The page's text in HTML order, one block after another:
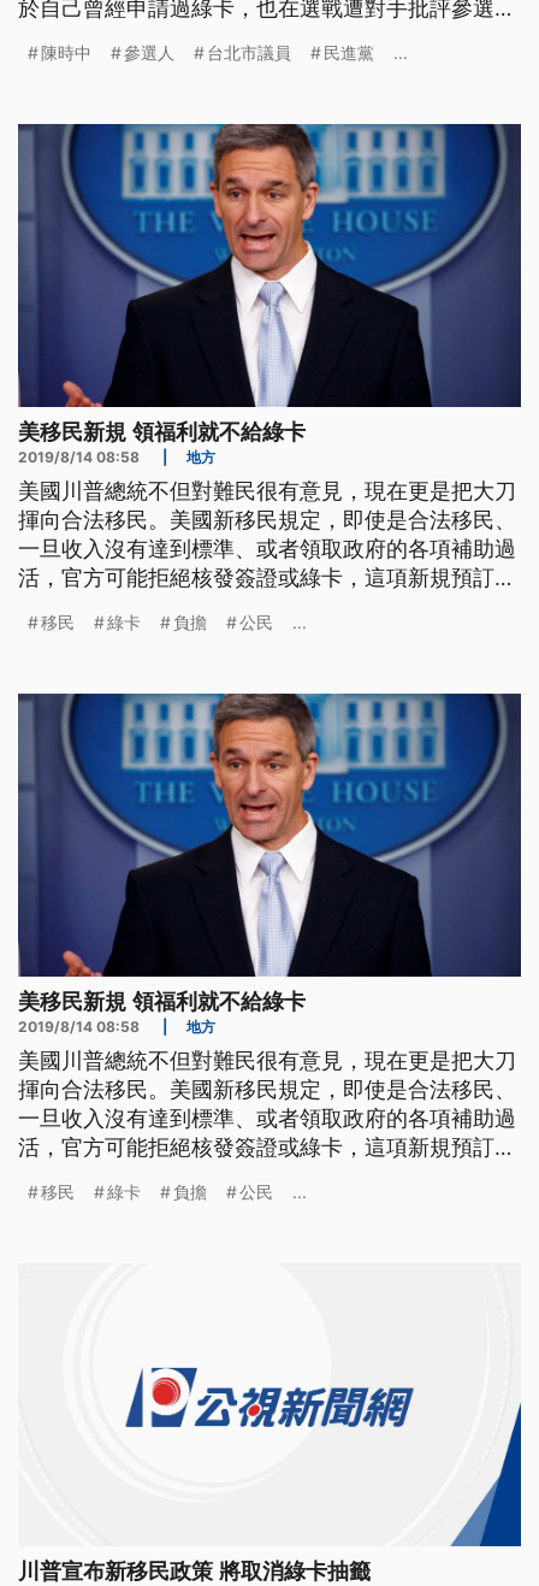
於自己曾經申請過綠卡，也在選戰遭對手批評參選前
畢業後覺得應該要根留台灣，針對敬老金議題，陳時
金，自己那份也會捐出。
陳時中 參選人 台北市議員 民進黨 ...
美移民新規 領福利就不給綠卡
2019/8/14 08:58 地方
美國川普總統不但對難民很有意見，現在更是把大刀
揮向合法移民。美國新移民規定，即使是合法移民、
一旦收入沒有達到標準、或者領取政府的各項補助過
活，官方可能拒絕核發簽證或綠卡，這項新規預訂在
緝非法移民不遺餘力，現在更擴大把腦筋動到可以合
布新措施，規定從10月15日起，在美國的外國人士，
凡是收入未達一定標準，或
移民 綠卡 負擔 公民 ...
美移民新規 領福利就不給綠卡
2019/8/14 08:58 地方
美國川普總統不但對難民很有意見，現在更是把大刀
揮向合法移民。美國新移民規定，即使是合法移民、
一旦收入沒有達到標準、或者領取政府的各項補助過
活，官方可能拒絕核發簽證或綠卡，這項新規預訂在
緝非法移民不遺餘力，現在更擴大把腦筋動到可以合
移民 綠卡 負擔 公民 ...
川普宣布新移民政策 將取消綠卡抽籤